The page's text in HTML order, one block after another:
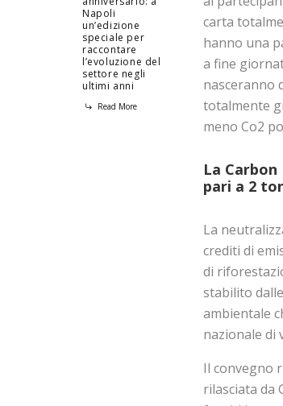
Napoli
un’edizione
speciale per
raccontare
l’evoluzione del
settore negli
ultimi anni
Read More
carta
hanno una
a fine
nasceranno
totalmente
meno Co2
La
pari a 2
La
crediti di
di
stabilito
ambientale
nazionale di
Il convegno
rilasciata da